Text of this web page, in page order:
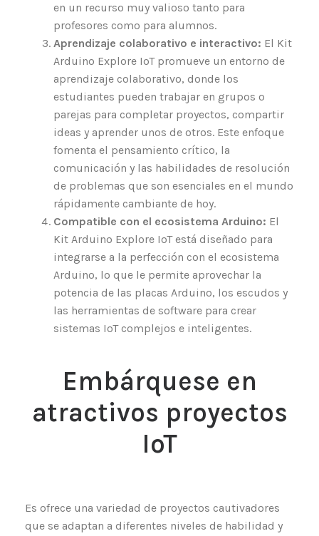
en un recurso muy valioso tanto para
profesores como para alumnos.
Aprendizaje colaborativo e interactivo: El Kit
Arduino Explore IoT promueve un entorno de
aprendizaje colaborativo, donde los
estudiantes pueden trabajar en grupos o
parejas para completar proyectos, compartir
ideas y aprender unos de otros. Este enfoque
fomenta el pensamiento crítico, la
comunicación y las habilidades de resolución
de problemas que son esenciales en el mundo
rápidamente cambiante de hoy.
Compatible con el ecosistema Arduino: El
Kit Arduino Explore IoT está diseñado para
integrarse a la perfección con el ecosistema
Arduino, lo que le permite aprovechar la
potencia de las placas Arduino, los escudos y
las herramientas de software para crear
sistemas IoT complejos e inteligentes.
Embárquese en
atractivos proyectos
IoT
Es ofrece una variedad de proyectos cautivadores
que se adaptan a diferentes niveles de habilidad y